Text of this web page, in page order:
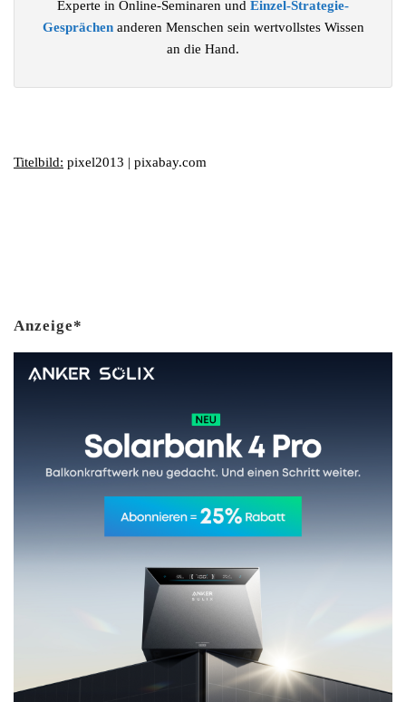
Experte in Online-Seminaren und Einzel-Strategie-
Gesprächenanderen Menschen sein wertvollstes Wissen
an die Hand.
Titelbild: pixel2013 | pixabay.com
Anzeige*